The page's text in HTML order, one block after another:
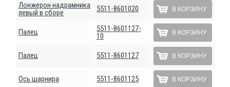
Лонжерон надрамника
левый в сборе
5511-8601020 В КОРЗИНУ
Палец
5511-8601127-
10
В КОРЗИНУ
Палец 5511-8601127 В КОРЗИНУ
Ось шарнира 5511-8601125 В КОРЗИНУ